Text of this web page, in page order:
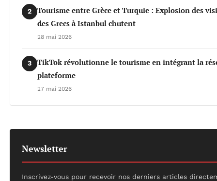
2
Tourisme entre Grèce et Turquie : Explosion des
des Grecs à Istanbul chutent
28 mai 2026
3
TikTok révolutionne le tourisme en intégrant la
plateforme
27 mai 2026
Newsletter
Inscrivez-vous pour recevoir nos derniers articles